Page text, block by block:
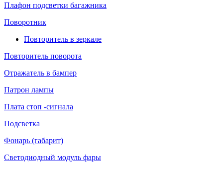
Плафон подсветки багажника
Поворотник
Повторитель в зеркале
Повторитель поворота
Отражатель в бампер
Патрон лампы
Плата стоп -сигнала
Подсветка
Фонарь (габарит)
Светодиодный модуль фары